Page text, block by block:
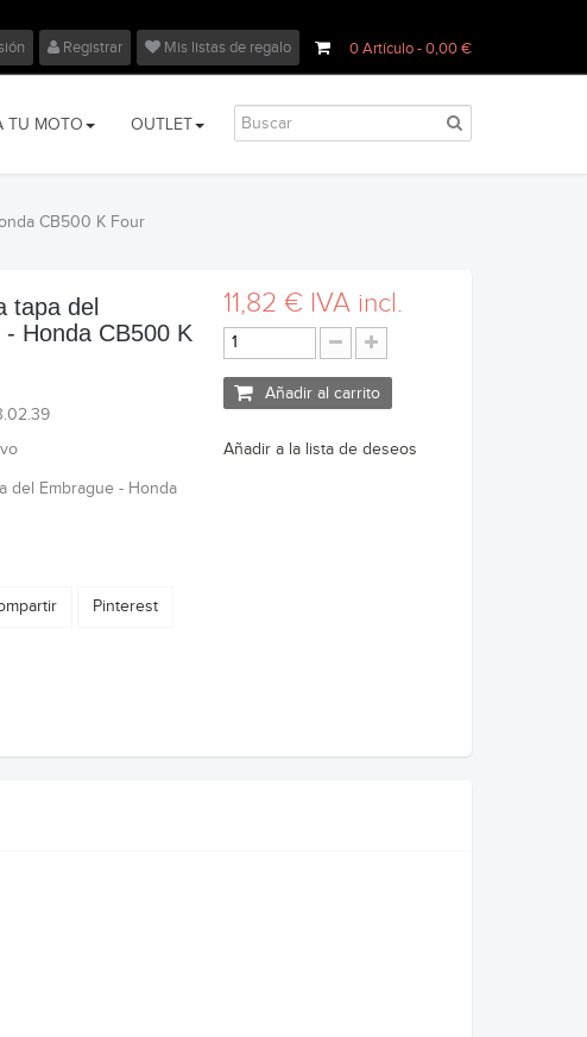
0Artículo- 0,00 €
Registrar Mis listas de regalo
TU MOTO OUTLET
CB500 K Four
tapa del
- Honda CB500 K
del Embrague - Honda
Pinterest
11,82 € IVA incl.
Añadir al carrito
Añadir a la lista de deseos